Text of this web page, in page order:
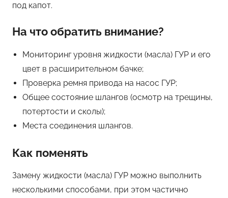
под капот.
На что обратить внимание?
Мониторинг уровня жидкости (масла) ГУР и его
цвет в расширительном бачке;
Проверка ремня привода на насос ГУР;
Общее состояние шлангов (осмотр на трещины,
потертости и сколы);
Места соединения шлангов.
Как поменять
Замену жидкости (масла) ГУР можно выполнить
несколькими способами, при этом частично